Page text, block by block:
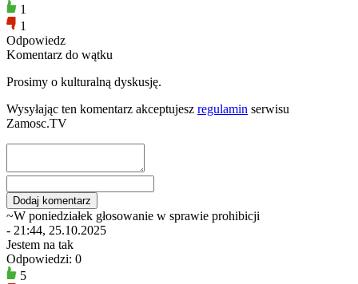
1
1
Odpowiedz
Komentarz do wątku
Prosimy o kulturalną dyskusję.
Wysyłając ten komentarz akceptujesz regulamin serwisu
Zamosc.TV
~W poniedziałek głosowanie w sprawie prohibicji
- 21:44, 25.10.2025
Jestem na tak
Odpowiedzi: 0
5